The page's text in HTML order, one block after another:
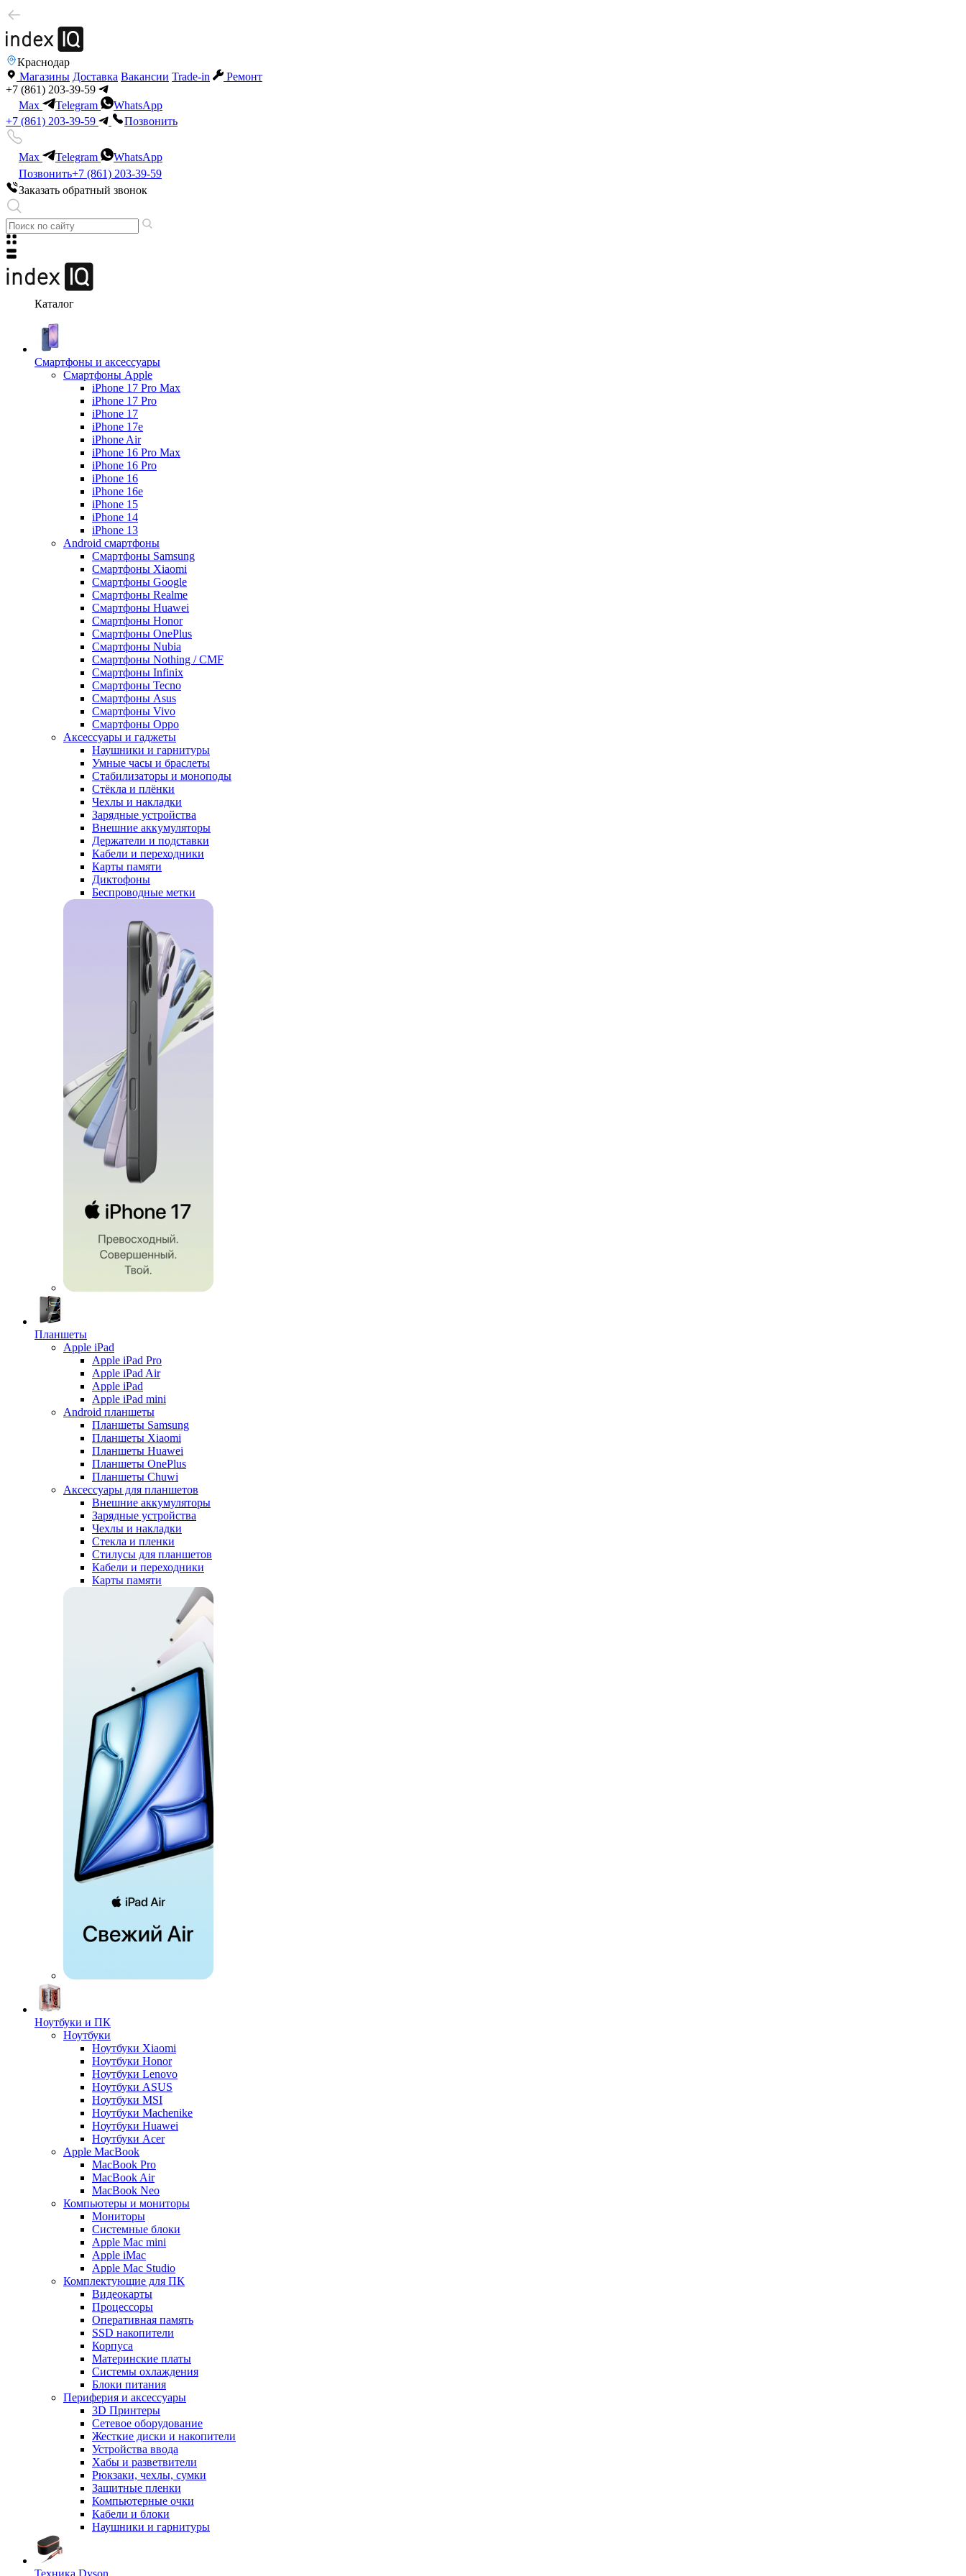
Краснодар
Магазины Доставка Вакансии Trade-in
Ремонт
+7 (861) 203-39-59
Max
Telegram
WhatsApp
+7 (861) 203-39-59
Позвонить
Max Telegram
WhatsApp
Позвонить+7 (861) 203-39-59
Заказать обратный звонок
Каталог
Смартфоны и аксессуары
Смартфоны Apple
iPhone 17 Pro Max
iPhone 17 Pro
iPhone 17
iPhone 17e
iPhone Air
iPhone 16 Pro Max
iPhone 16 Pro
iPhone 16
iPhone 16e
iPhone 15
iPhone 14
iPhone 13
Android cмартфоны
Смартфоны Samsung
Смартфоны Xiaomi
Смартфоны Google
Смартфоны Realme
Смартфоны Huawei
Смартфоны Honor
Смартфоны OnePlus
Смартфоны Nubia
Смартфоны Nothing / CMF
Смартфоны Infinix
Смартфоны Tecno
Смартфоны Asus
Смартфоны Vivo
Смартфоны Oppo
Аксессуары и гаджеты
Наушники и гарнитуры
Умные часы и браслеты
Стабилизаторы и моноподы
Стёкла и плёнки
Чехлы и накладки
Зарядные устройства
Внешние аккумуляторы
Держатели и подставки
Кабели и переходники
Карты памяти
Диктофоны
Беспроводные метки
Планшеты
Apple iPad
Apple iPad Pro
Apple iPad Air
Apple iPad
Apple iPad mini
Android планшеты
Планшеты Samsung
Планшеты Xiaomi
Планшеты Huawei
Планшеты OnePlus
Планшеты Chuwi
Аксессуары для планшетов
Внешние аккумуляторы
Зарядные устройства
Чехлы и накладки
Стекла и пленки
Стилусы для планшетов
Кабели и переходники
Карты памяти
Ноутбуки и ПК
Ноутбуки
Ноутбуки Xiaomi
Ноутбуки Honor
Ноутбуки Lenovo
Ноутбуки ASUS
Ноутбуки MSI
Ноутбуки Machenike
Ноутбуки Huawei
Ноутбуки Acer
Apple MacBook
MacBook Pro
MacBook Air
MacBook Neo
Компьютеры и мониторы
Мониторы
Системные блоки
Apple Mac mini
Apple iMac
Apple Mac Studio
Комплектующие для ПК
Видеокарты
Процессоры
Оперативная память
SSD накопители
Корпуса
Материнские платы
Системы охлаждения
Блоки питания
Периферия и аксессуары
3D Принтеры
Сетевое оборудование
Жесткие диски и накопители
Устройства ввода
Хабы и разветвители
Рюкзаки, чехлы, сумки
Защитные пленки
Компьютерные очки
Кабели и блоки
Наушники и гарнитуры
Техника Dyson